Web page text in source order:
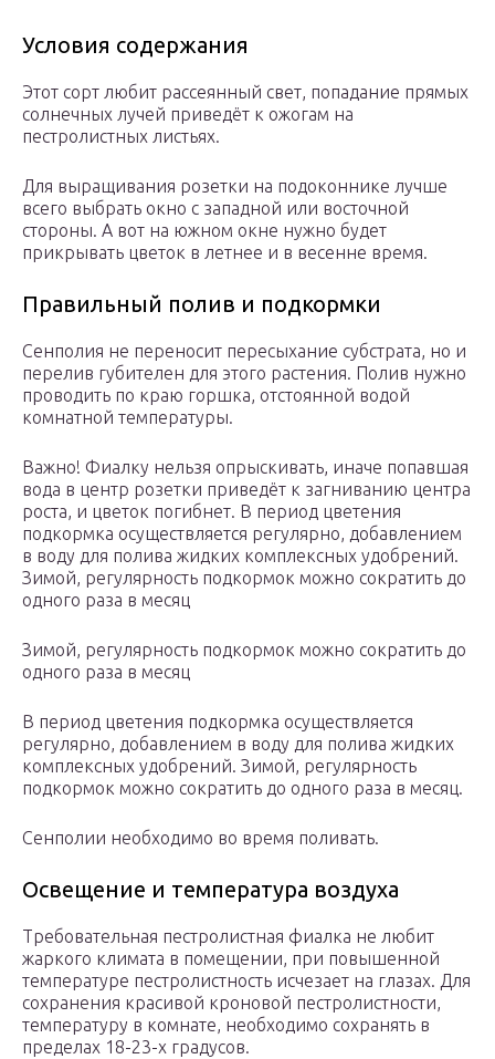
Условия содержания
Этот сорт любит рассеянный свет, попадание прямых
солнечных лучей приведёт к ожогам на
пестролистных листьях.
Для выращивания розетки на подоконнике лучше
всего выбрать окно с западной или восточной
стороны. А вот на южном окне нужно будет
прикрывать цветок в летнее и в весенне время.
Правильный полив и подкормки
Сенполия не переносит пересыхание субстрата, но и
перелив губителен для этого растения. Полив нужно
проводить по краю горшка, отстоянной водой
комнатной температуры.
Важно! Фиалку нельзя опрыскивать, иначе попавшая
вода в центр розетки приведёт к загниванию центра
роста, и цветок погибнет. В период цветения
подкормка осуществляется регулярно, добавлением
в воду для полива жидких комплексных удобрений.
Зимой, регулярность подкормок можно сократить до
одного раза в месяц
Зимой, регулярность подкормок можно сократить до
одного раза в месяц
В период цветения подкормка осуществляется
регулярно, добавлением в воду для полива жидких
комплексных удобрений. Зимой, регулярность
подкормок можно сократить до одного раза в месяц.
Сенполии необходимо во время поливать.
Освещение и температура воздуха
Требовательная пестролистная фиалка не любит
жаркого климата в помещении, при повышенной
температуре пестролистность исчезает на глазах. Для
сохранения красивой кроновой пестролистности,
температуру в комнате, необходимо сохранять в
пределах 18-23-х градусов.